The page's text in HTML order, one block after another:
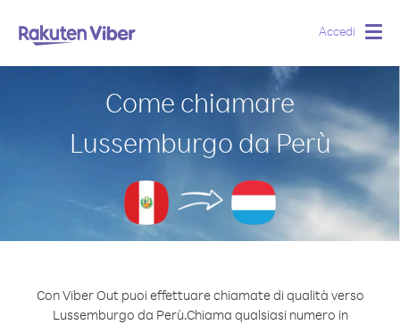
Accedi
Come chiamare
Lussemburgo da Perù
Con Viber Out puoi effettuare chiamate di qualità verso
Lussemburgo da Perù.Chiama qualsiasi numero in